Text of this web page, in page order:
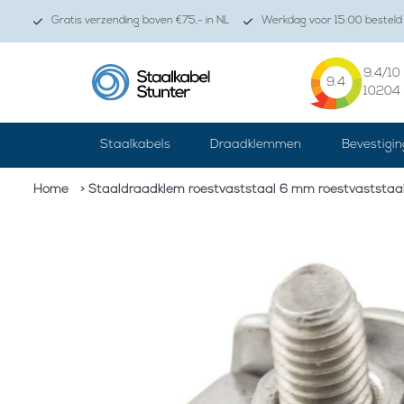
Gratis verzending boven €75,- in NL Werkdag voor 15:00
9.4
9.4/10
10204
Staalkabels Draadklemmen
Home > Staaldraadklem roestvaststaal 6 mm